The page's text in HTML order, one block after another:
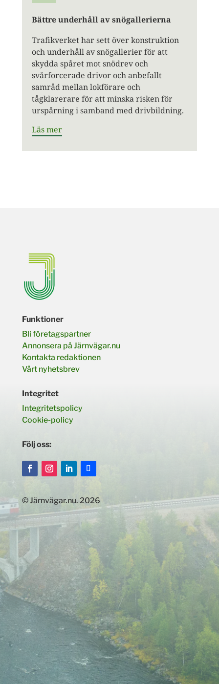
Bättre underhåll av snögallerierna
Trafikverket har sett över konstruktion
och underhåll av snögallerier för att
skydda spåret mot snödrev och
svårforcerade drivor och anbefallt
samråd mellan lokförare och
tågklarerare för att minska risken för
urspårning i samband med drivbildning.
Läs mer
Funktioner
Bli företagspartner
Annonsera på Järnvägar.nu
Kontakta redaktionen
Vårt nyhetsbrev
Integritet
Integritetspolicy
Cookie-policy
Följ oss:
© Järnvägar.nu. 2026